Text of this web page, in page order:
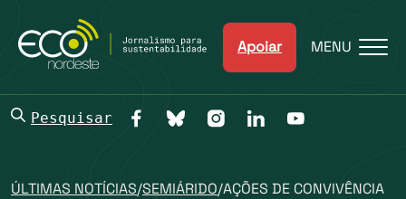
Apoiar MENU
Pesquisar
ÚLTIMAS NOTÍCIAS/SEMIÁRIDO/AÇÕES DE CONVIVÊNCIA